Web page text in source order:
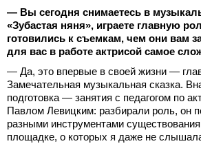
— Вы сегодня снимаетесь в
«Зубастая няня», играете главную
готовились к съемкам, чем они вам
для вас в работе актрисой самое
— Да, это впервые в своей жизни —
Замечательная музыкальная сказка.
подготовка — занятия с педагогом по
Павлом Левицким: разбирали роль, он
разными инструментами
площадке, о которых я даже не